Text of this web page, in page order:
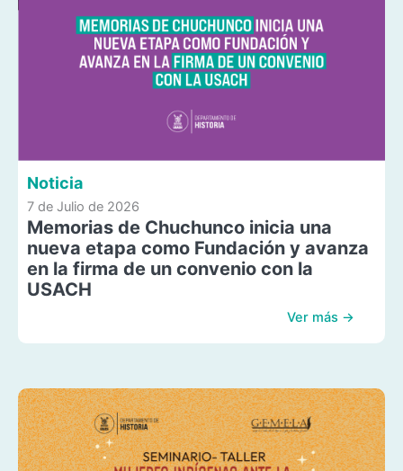
Noticia
7 de Julio de 2026
Memorias de Chuchunco inicia una
nueva etapa como Fundación y avanza
en la firma de un convenio con la
USACH
Ver más →